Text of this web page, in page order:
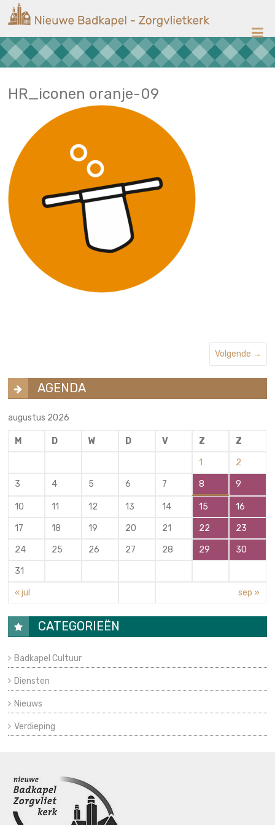
naar
inhoud
Nieuwe
Badkapel
Kerk
HR_iconen oranje-09
Volgende →
AGENDA
augustus 2026
M D W D V Z Z
1 2
3 4 5 6 7 8 9
10 11 12 13 14 15 16
17 18 19 20 21 22 23
24 25 26 27 28 29 30
31
« jul sep »
CATEGORIEËN
Badkapel Cultuur
Diensten
Nieuws
Verdieping